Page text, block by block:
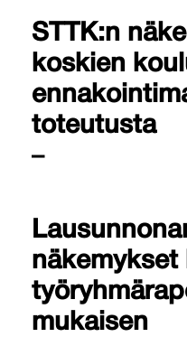
STTK:n
koskien
toteutusta
–
näkemykset
mukaisen